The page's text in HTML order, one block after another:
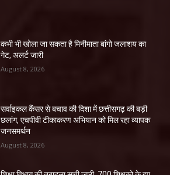
कभी भी खोला जा सकता है मिनीमाता बांगो जलाशय का
गेट, अलर्ट जारी
August 8, 2026
सर्वाइकल कैंसर से बचाव की दिशा में छत्तीसगढ़ की बड़ी
छलांग, एचपीवी टीकाकरण अभियान को मिल रहा व्यापक
जनसमर्थन
August 8, 2026